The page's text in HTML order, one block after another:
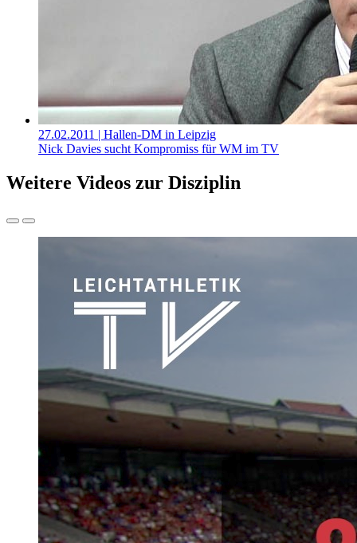
27.02.2011 | Hallen-DM in Leipzig
Nick Davies sucht Kompromiss für WM im TV
Weitere Videos zur Disziplin